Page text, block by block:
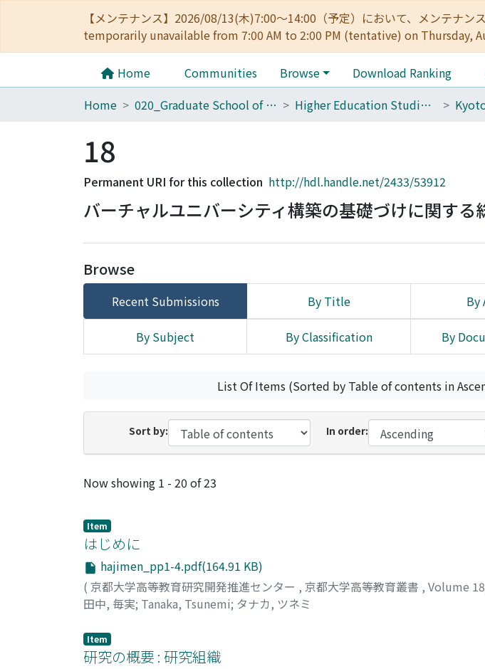
【メンテナンス】2026/08/13(木)7:00～14:00（予定）において、メンテナ
temporarily unavailable from 7:00 AM to 2:00 PM (tentative) on Thursday,
Home Communities Browse Download Ranking
Home
020_Graduate School of Education Higher Education Studies Course (Old Center for the Promotion of Excellence in Higher Education)
18
Permanent URI for this collection http://hdl.handle.net/2433/53912
バーチャルユニバーシティ構築の基礎づけに関する
Browse
Recent Submissions By Title By
By Subject By Classification By
List Of Items (Sorted by Table of contents in
Sort by: In order:
Recent Submissions
Now showing 1 - 20 of 23
Item
はじめに
hajimen_pp1-4.pdf(164.91 KB)
( 京都大学高等教育研究開発推進センター , 京都大学高等教育叢書 , Volume 18
田中, 毎実; Tanaka, Tsunemi; タナカ, ツネミ
Item
研究の概要 : 研究組織